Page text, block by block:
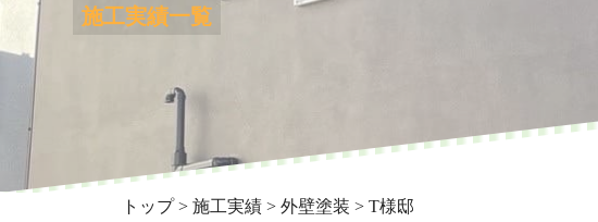
施工実績一覧
トップ> 施工実績 > 外壁塗装 > T様邸